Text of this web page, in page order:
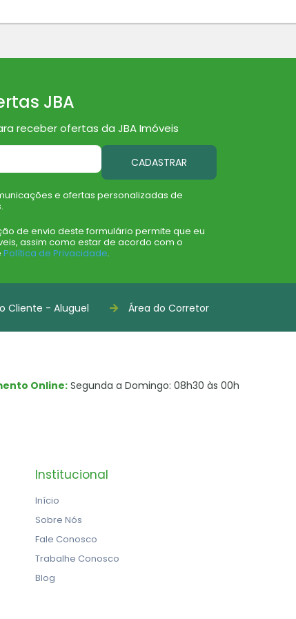
JBA
receber ofertas da JBA Imóveis
CADASTRAR
e ofertas personalizadas de
de envio deste formulário permite que eu
assim como estar de acordo com o
Política de Privacidade.
Cliente - Aluguel Área do Corretor
Online: Segunda a Domingo: 08h30 às 00h
Institucional
Início
Sobre Nós
Fale Conosco
Trabalhe Conosco
Blog